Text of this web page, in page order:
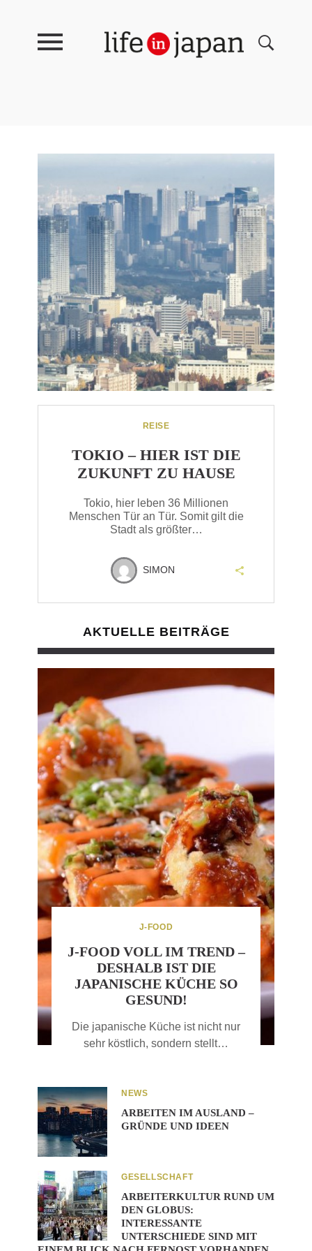
REISE
TOKIO – HIER IST DIE
ZUKUNFT ZU HAUSE
Tokio, hier leben 36 Millionen
Menschen Tür an Tür. Somit gilt die
Stadt als größter…
SIMON
AKTUELLE BEITRÄGE
J-FOOD
J-FOOD VOLL IM TREND –
DESHALB IST DIE
JAPANISCHE KÜCHE SO
GESUND!
Die japanische Küche ist nicht nur
sehr köstlich, sondern stellt…
NEWS
ARBEITEN IM AUSLAND –
GRÜNDE UND IDEEN
GESELLSCHAFT
ARBEITERKULTUR RUND UM
DEN GLOBUS:
INTERESSANTE
UNTERSCHIEDE SIND MIT